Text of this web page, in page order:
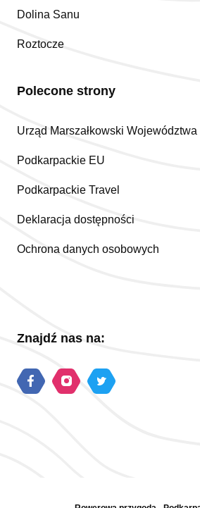
Dolina Sanu
Roztocze
Polecone strony
Urząd Marszałkowski
Podkarpackie EU
Podkarpackie Travel
Deklaracja dostępności
Ochrona danych osobowych
Znajdź nas na: